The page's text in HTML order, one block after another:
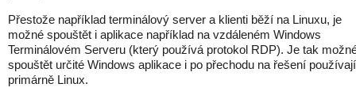
Přestože například terminálový server a klienti běží na Linuxu, je
možné spouštět i aplikace například na vzdáleném Windows
Terminálovém Serveru (který používá protokol RDP). Je tak
spouštět určité Windows aplikace i po přechodu na řešení
primárně Linux.